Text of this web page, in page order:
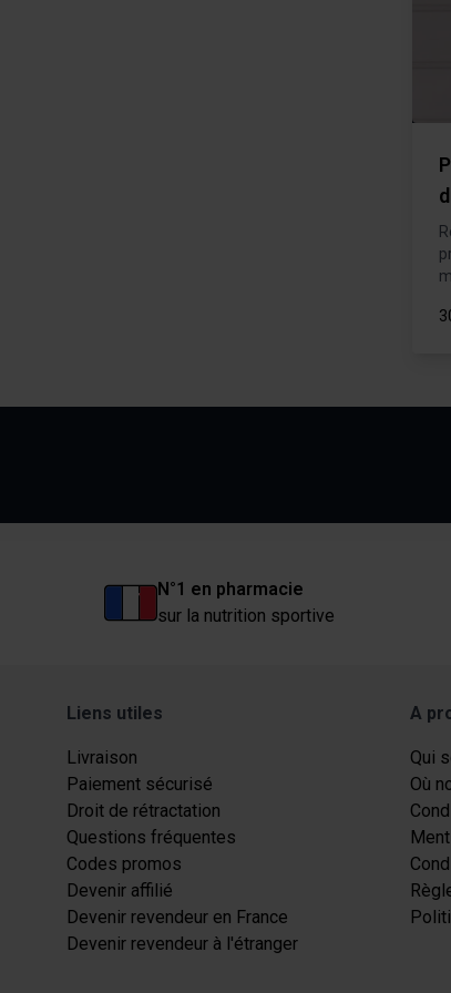
N°1 en pharmacie
sur la nutrition sportive
Liens utiles
Livraison
Paiement sécurisé
Droit de rétractation
Questions fréquentes
Codes promos
Devenir affilié
Devenir revendeur en France
Devenir revendeur à l'étranger
A
Qui
Où